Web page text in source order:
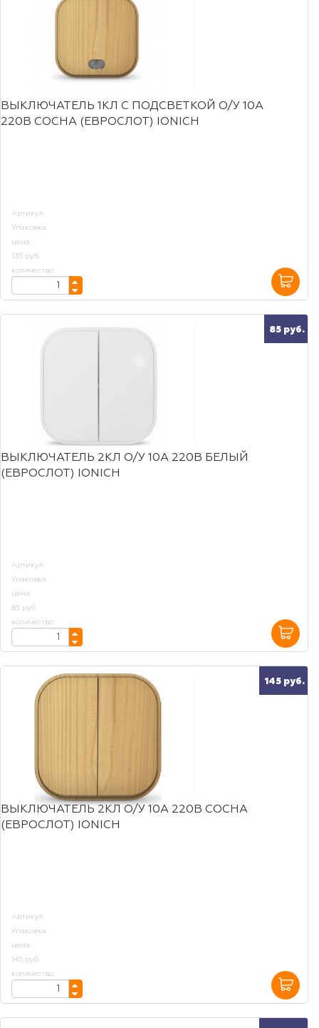
ВЫКЛЮЧАТЕЛЬ 1КЛ С ПОДСВЕТКОЙ О/У 10А
220В СОСНА (ЕВРОСЛОТ) IONICH
Артикул
Упаковка
цена:
135 руб.
количество:
85 руб.
ВЫКЛЮЧАТЕЛЬ 2КЛ О/У 10А 220В БЕЛЫЙ
(ЕВРОСЛОТ) IONICH
Артикул
Упаковка
цена:
85 руб.
количество:
145 руб.
ВЫКЛЮЧАТЕЛЬ 2КЛ О/У 10А 220В СОСНА
(ЕВРОСЛОТ) IONICH
Артикул
Упаковка
цена:
145 руб.
количество: